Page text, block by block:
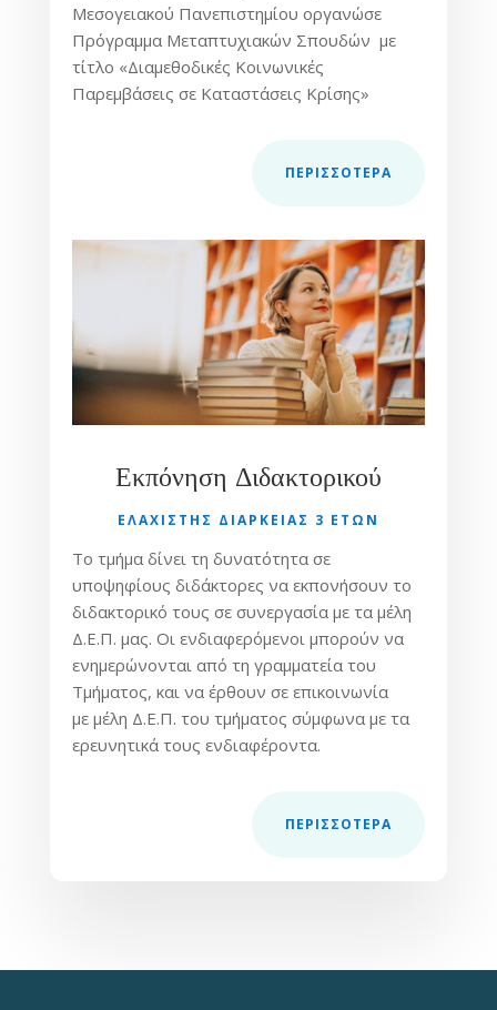
Μεσογειακού Πανεπιστημίου οργανώσε
Πρόγραμμα Μεταπτυχιακών Σπουδών με
τίτλο «Διαμεθοδικές Κοινωνικές
Παρεμβάσεις σε Καταστάσεις Κρίσης»
ΠΕΡΙΣΣOΤΕΡΑ
Εκπόνηση Διδακτορικού
ΕΛΑΧΙΣΤΗΣ ΔΙΑΡΚΕΙΑΣ 3 ΕΤΩΝ
Το τμήμα δίνει τη δυνατότητα σε
υποψηφίους διδάκτορες να εκπονήσουν το
διδακτορικό τους σε συνεργασία με τα μέλη
Δ.Ε.Π. μας. Οι ενδιαφερόμενοι μπορούν να
ενημερώνονται από τη γραμματεία του
Τμήματος, και να έρθουν σε επικοινωνία
με μέλη Δ.Ε.Π. του τμήματος σύμφωνα με τα
ερευνητικά τους ενδιαφέροντα.
ΠΕΡΙΣΣOΤΕΡΑ